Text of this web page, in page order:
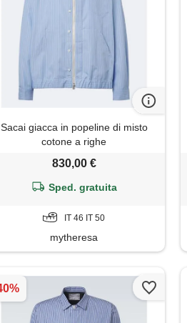
Sacai giacca in popeline di misto
cotone a righe
830,00 €
Sped. gratuita
IT 46 IT 50
mytheresa